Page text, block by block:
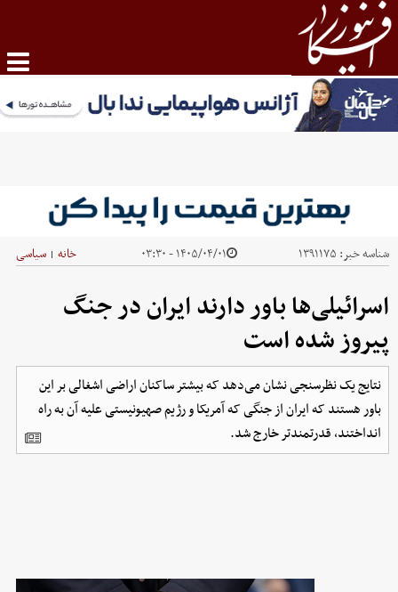
شناسه خبر: ۱۳۹۱۱۷۵ ۱۴۰۵/۰۴/۰۱ - ۰۳:۳۰ خانه | سیاسی
اسرائیلی‌ها باور دارند ایران در جنگ
پیروز شده است
نتایج یک نظرسنجی نشان می‌دهد که بیشتر ساکنان اراضی اشغالی بر این
باور هستند که ایران از جنگی که آمریکا و رژیم صهیونیستی علیه آن به راه
انداختند، قدرتمندتر خارج شد.